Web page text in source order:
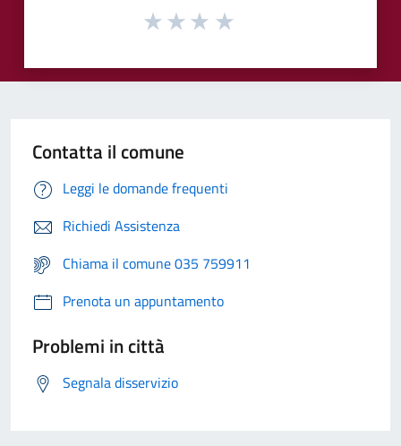
Contatta il comune
Leggi le domande frequenti
Richiedi Assistenza
Chiama il comune 035 759911
Prenota un appuntamento
Problemi in città
Segnala disservizio